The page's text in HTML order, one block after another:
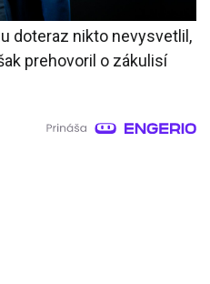
doteraz nikto nevysvetlil,
prehovoril o zákulisí